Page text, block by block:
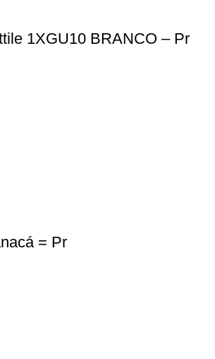
1XGU10 BRANCO – Pr
= Pr